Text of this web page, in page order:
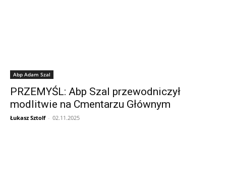
Abp Adam Szal
PRZEMYŚL: Abp Szal przewodniczył
modlitwie na Cmentarzu Głównym
Łukasz Sztolf - 02.11.2025